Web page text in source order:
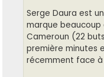
Serge Daura est
marque beaucoup
Cameroun (22
première minutes
récemment face à